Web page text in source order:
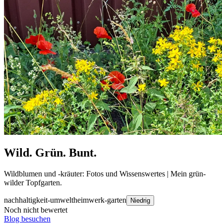
Wild. Grün. Bunt.
Wildblumen und -kräuter: Fotos und Wissenswertes | Mein grün-
wilder Topfgarten.
nachhaltigkeit-umweltheimwerk-garten Niedrig
Noch nicht bewertet
Blog besuchen